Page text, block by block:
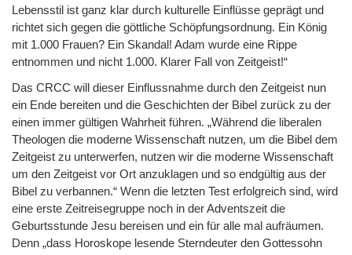
Lebensstil ist ganz klar durch kulturelle Einflüsse geprägt und
richtet sich gegen die göttliche Schöpfungsordnung. Ein König
mit 1.000 Frauen? Ein Skandal! Adam wurde eine Rippe
entnommen und nicht 1.000. Klarer Fall von Zeitgeist!“
Das CRCC will dieser Einflussnahme durch den Zeitgeist nun
ein Ende bereiten und die Geschichten der Bibel zurück zu der
einen immer gültigen Wahrheit führen. „Während die liberalen
Theologen die moderne Wissenschaft nutzen, um die Bibel dem
Zeitgeist zu unterwerfen, nutzen wir die moderne Wissenschaft
um den Zeitgeist vor Ort anzuklagen und so endgültig aus der
Bibel zu verbannen.“ Wenn die letzten Test erfolgreich sind, wird
eine erste Zeitreisegruppe noch in der Adventszeit die
Geburtsstunde Jesu bereisen und ein für alle mal aufräumen.
Denn „dass Horoskope lesende Sterndeuter den Gottessohn